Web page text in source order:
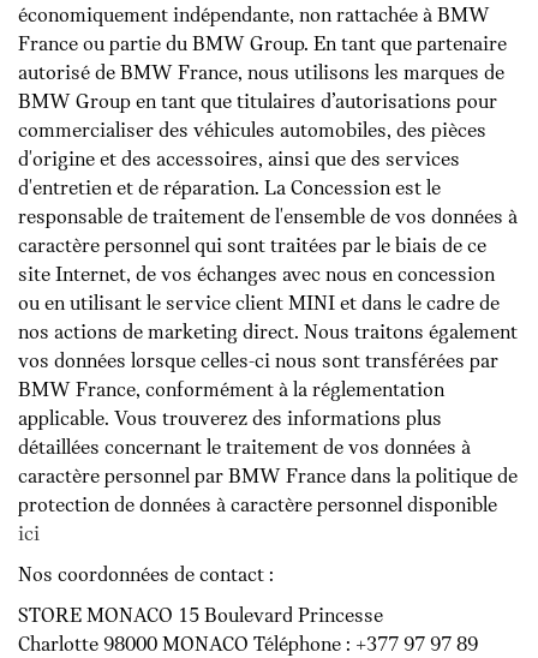
économiquement indépendante, non rattachée à BMW
France ou partie du BMW Group. En tant que partenaire
autorisé de BMW France, nous utilisons les marques de
BMW Group en tant que titulaires d’autorisations pour
commercialiser des véhicules automobiles, des pièces
d'origine et des accessoires, ainsi que des services
d'entretien et de réparation. La Concession est le
responsable de traitement de l'ensemble de vos données à
caractère personnel qui sont traitées par le biais de ce
site Internet, de vos échanges avec nous en concession
ou en utilisant le service client MINI et dans le cadre de
nos actions de marketing direct. Nous traitons également
vos données lorsque celles-ci nous sont transférées par
BMW France, conformément à la réglementation
applicable. Vous trouverez des informations plus
détaillées concernant le traitement de vos données à
caractère personnel par BMW France dans la politique de
protection de données à caractère personnel disponible
ici
Nos coordonnées de contact :
STORE MONACO 15 Boulevard Princesse
Charlotte 98000 MONACO Téléphone : +377 97 97 89